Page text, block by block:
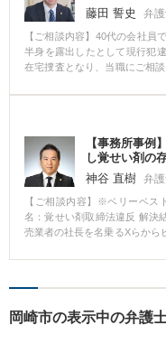
給与を全額支払うよう求めま
払っての解決の打診がありま
給与の支払いに加え、Aさん
試算し、それをもとに解決金
払いに応じるとの返答があり
することなく転職活動に専念
いませんでしたが、 「同じ
が起きてしまう不安を考えれ
てよかった」 とご満足いた
ら、一部、内容を抽象化して
たが、少年審判では、そうい
せんでした。 【先生のコメン
わけではありません。 少年事
あって、処分に当たって評価
んと罪を自覚し、被害者の方
藤田 誓史
弁
【ご相談内容】40代の会社員
半身を露出したとして現行犯
在宅捜査となり、当職にご相
が知られれば懲戒や解雇につ
を試みましたが、被害者の方
頼者様に性犯罪治療を専門と
省と再発防止への意思を示す
を提出し、会社への通知を控
られました。さらに、捜査中
真が見つかりましたが、当時
訴を回避。その結果、ご依頼
ことができました。
【事務所事例
し覚せい剤の
神谷 直樹 弁
【ご相談内容】※ベリーベス
名：覚せい剤取締法違反 解決
売業者の社長を名乗るXらから
続を行いました。 ところが、
倉庫に侵入し、製品の中身を
場した際、Aさんの倉庫内にあ
岡崎市の表示中の弁護